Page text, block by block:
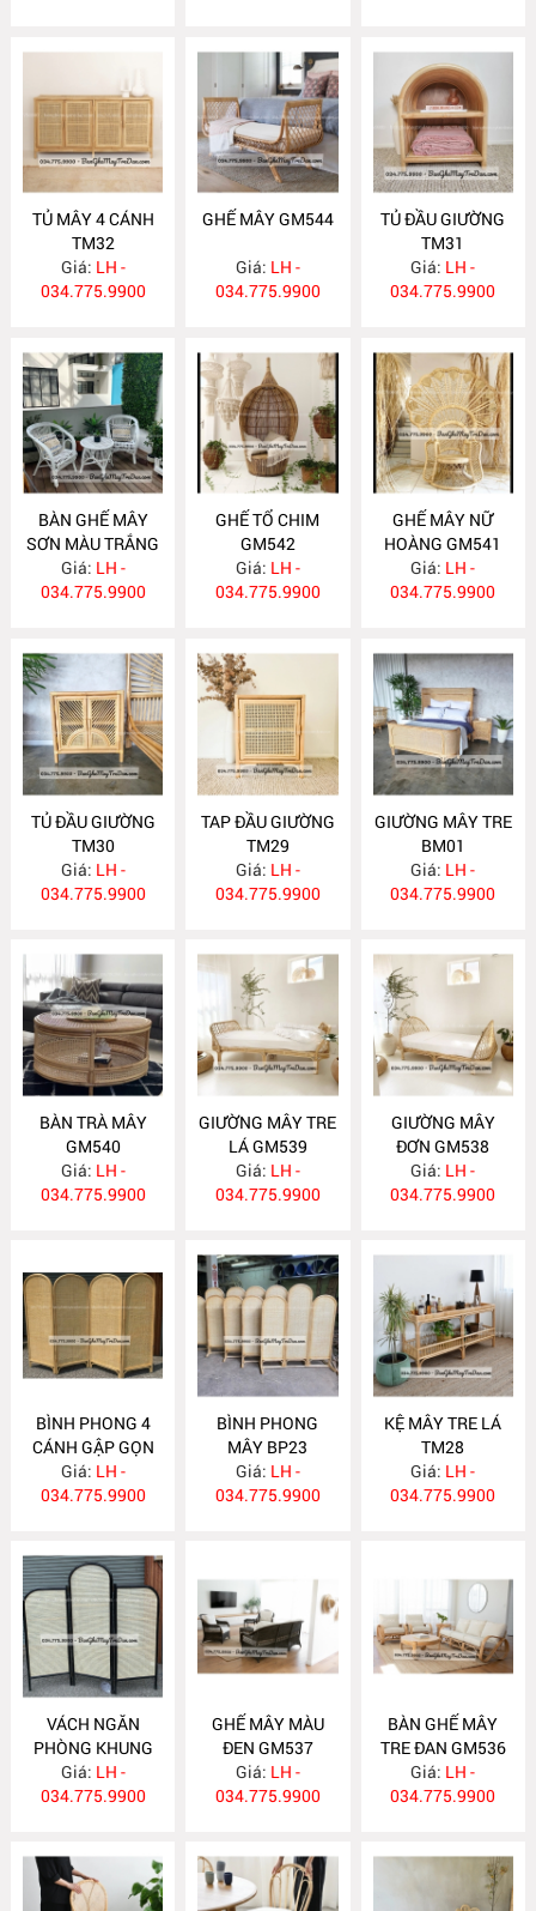
TỦ MÂY 4 CÁNH
TM32
Giá: LH -
034.775.9900
GHẾ MÂY GM544
Giá: LH -
034.775.9900
TỦ ĐẦU GIƯỜNG
TM31
Giá: LH -
034.775.9900
BÀN GHẾ MÂY
SƠN MÀU TRẮNG
GM543
Giá: LH -
034.775.9900
GHẾ TỔ CHIM
GM542
Giá: LH -
034.775.9900
GHẾ MÂY NỮ
HOÀNG GM541
Giá: LH -
034.775.9900
TỦ ĐẦU GIƯỜNG
TM30
Giá: LH -
034.775.9900
TAP ĐẦU GIƯỜNG
TM29
Giá: LH -
034.775.9900
GIƯỜNG MÂY TRE
BM01
Giá: LH -
034.775.9900
BÀN TRÀ MÂY
GM540
Giá: LH -
034.775.9900
GIƯỜNG MÂY TRE
LÁ GM539
Giá: LH -
034.775.9900
GIƯỜNG MÂY
ĐƠN GM538
Giá: LH -
034.775.9900
BÌNH PHONG 4
CÁNH GẬP GỌN
BP24
Giá: LH -
034.775.9900
BÌNH PHONG
MÂY BP23
Giá: LH -
034.775.9900
KỆ MÂY TRE LÁ
TM28
Giá: LH -
034.775.9900
VÁCH NGĂN
PHÒNG KHUNG
SƠN ĐEN BP22
Giá: LH -
034.775.9900
GHẾ MÂY MÀU
ĐEN GM537
Giá: LH -
034.775.9900
BÀN GHẾ MÂY
TRE ĐAN GM536
Giá: LH -
034.775.9900